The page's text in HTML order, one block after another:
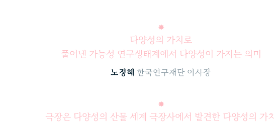
✸
다양성의 가치로
풀어낸 가능성 연구생태계에서 다양성이 가지는 의미
노정혜 한국연구재단 이사장
✸
극장은 다양성의 산물 세계 극장사에서 발견한 다양성의 가치